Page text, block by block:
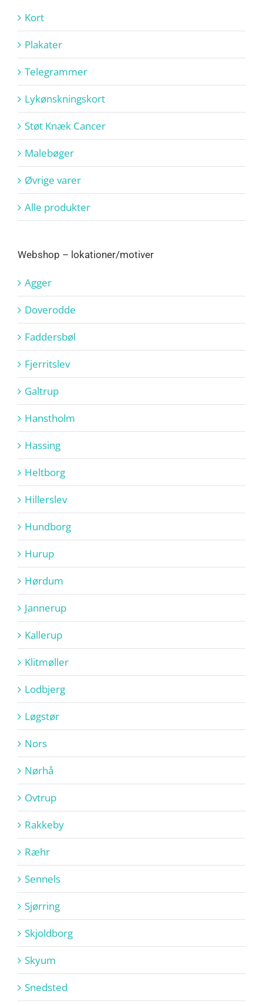
Kort
Plakater
Telegrammer
Lykønskningskort
Støt Knæk Cancer
Malebøger
Øvrige varer
Alle produkter
Webshop – lokationer/motiver
Agger
Doverodde
Faddersbøl
Fjerritslev
Galtrup
Hanstholm
Hassing
Heltborg
Hillerslev
Hundborg
Hurup
Hørdum
Jannerup
Kallerup
Klitmøller
Lodbjerg
Løgstør
Nors
Nørhå
Ovtrup
Rakkeby
Ræhr
Sennels
Sjørring
Skjoldborg
Skyum
Snedsted